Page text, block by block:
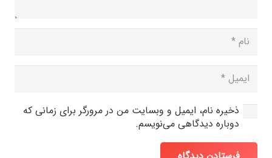
ذخیره نام، ایمیل و وبسایت من در مرورگر برای زمانی که
دوباره دیدگاهی می‌نویسم.